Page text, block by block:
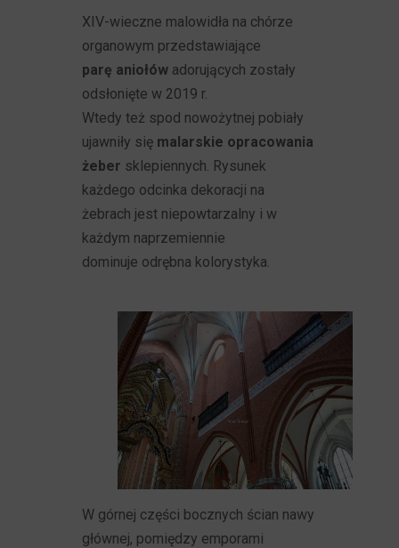
XIV-wieczne malowidła na chórze
organowym przedstawiające
parę aniołów adorujących zostały
odsłonięte w 2019 r.
Wtedy też spod nowożytnej pobiały
ujawniły się malarskie opracowania
żeber sklepiennych. Rysunek
każdego odcinka dekoracji na
żebrach jest niepowtarzalny i w
każdym naprzemiennie
dominuje odrębna kolorystyka.
W górnej części bocznych ścian nawy
głównej, pomiędzy emporami